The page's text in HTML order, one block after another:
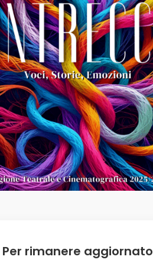
Per rimanere aggiornato